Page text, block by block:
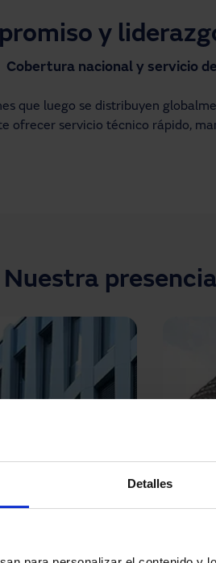
Detalles
y
Cobertura nacional y servicio
que luego se distribuyen
ofrecer servicio técnico rápido,
Nuestra